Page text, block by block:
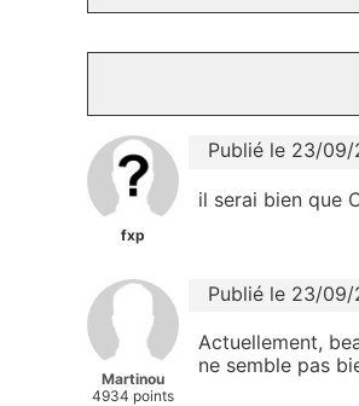
fxp
Publié le 23/09/
il serai bien que
Martinou
4934 points
Publié le 23/09/
Actuellement,
ne semble pas